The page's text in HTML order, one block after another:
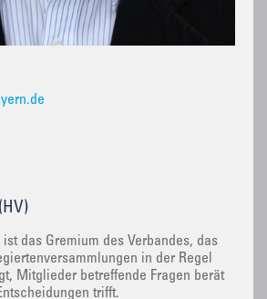
das Gremium des Verbandes, das
in der Regel
Mitglieder betreffende Fragen berät
trifft.